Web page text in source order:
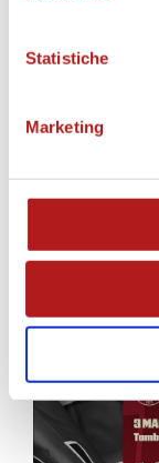
Statistiche
Marketing